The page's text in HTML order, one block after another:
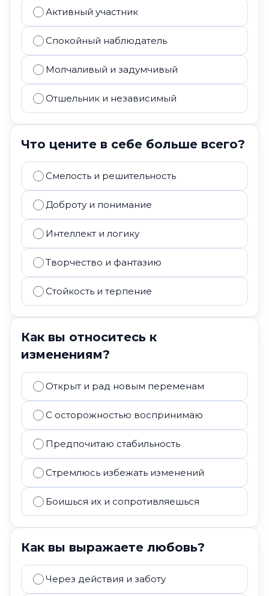
Активный участник
Спокойный наблюдатель
Молчаливый и задумчивый
Отшельник и независимый
Что цените в себе больше всего?
Смелость и решительность
Доброту и понимание
Интеллект и логику
Творчество и фантазию
Стойкость и терпение
Как вы относитесь к
изменениям?
Открыт и рад новым переменам
С осторожностью воспринимаю
Предпочитаю стабильность
Стремлюсь избежать изменений
Боишься их и сопротивляешься
Как вы выражаете любовь?
Через действия и заботу